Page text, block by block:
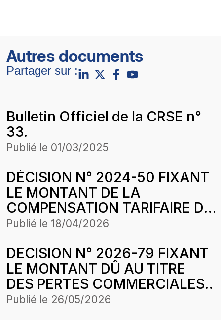
Autres documents
Partager sur :
Bulletin Officiel de la CRSE n°
33.
Publié le 01/03/2025
DÉCISION N° 2024-50 FIXANT
LE MONTANT DE LA
COMPENSATION TARIFAIRE DU
MOIS DE SEPTEMBRE 2024 DE
CONCESSION LOUGA-
LINGUERE-KEBEMER DANS LE
CADRE DE L’HARMONISATION
DES TARIFS
Publié le 18/04/2026
DECISION N° 2026-79 FIXANT
LE MONTANT DÛ AU TITRE
DES PERTES COMMERCIALES
SUBIES PAR LA SOCIETE MKA
Publié le 26/05/2026